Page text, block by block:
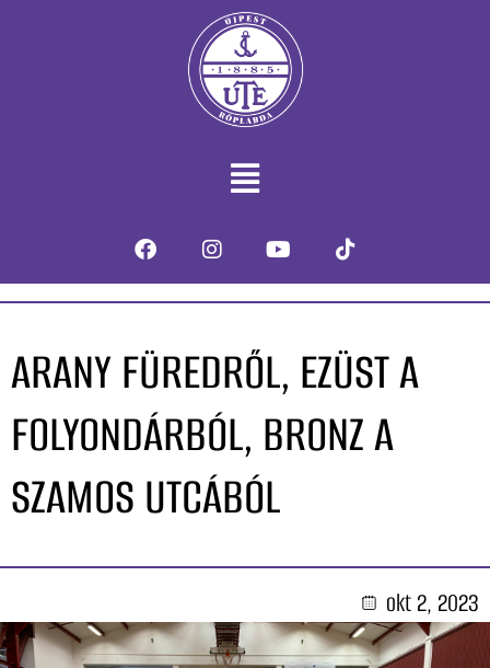
ARANY FÜREDRŐL, EZÜST A
FOLYONDÁRBÓL, BRONZ A
SZAMOS UTCÁBÓL
okt 2, 2023